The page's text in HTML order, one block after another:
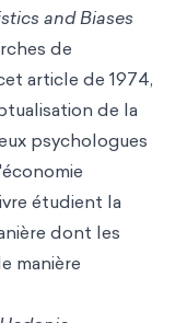
and Biases
de
article de 1974,
de la
psychologues
étudient la
dont les
manière